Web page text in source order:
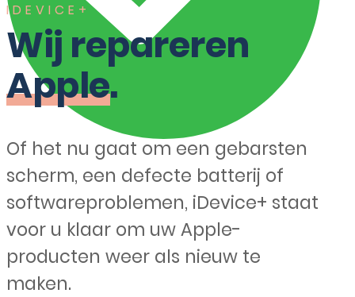
IDEVICE+
Wij repareren
Apple.
Of het nu gaat om een gebarsten
scherm, een defecte batterij of
softwareproblemen, iDevice+ staat
voor u klaar om uw Apple-
producten weer als nieuw te
maken.